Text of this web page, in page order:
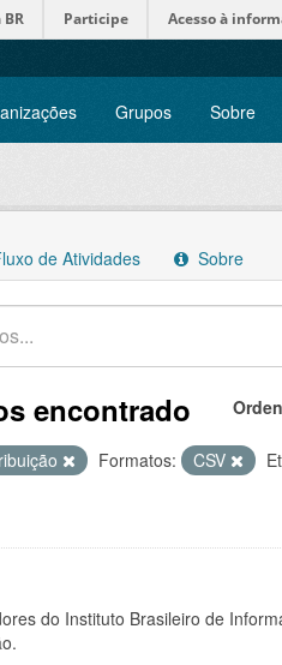
Participe Acesso à
Grupos Sobre
de Atividades Sobre
encontrado
Formatos: CSV
do Instituto Brasileiro de